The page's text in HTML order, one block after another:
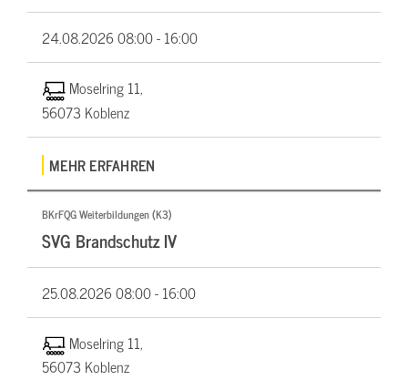
24.08.202608:00 - 16:00
Moselring 11,
56073 Koblenz
MEHR ERFAHREN
BKrFQG Weiterbildungen (K3)
SVG Brandschutz IV
25.08.202608:00 - 16:00
Moselring 11,
56073 Koblenz